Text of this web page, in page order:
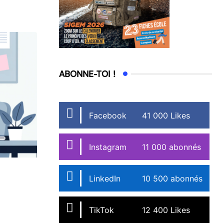
ABONNE-TOI !
Facebook 41 000 Likes
Instagram 11 000 abonnés
LinkedIn 10 500 abonnés
TikTok 12 400 Likes